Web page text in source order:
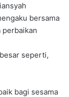
bersama
perbaikan
seperti,
bagi sesama